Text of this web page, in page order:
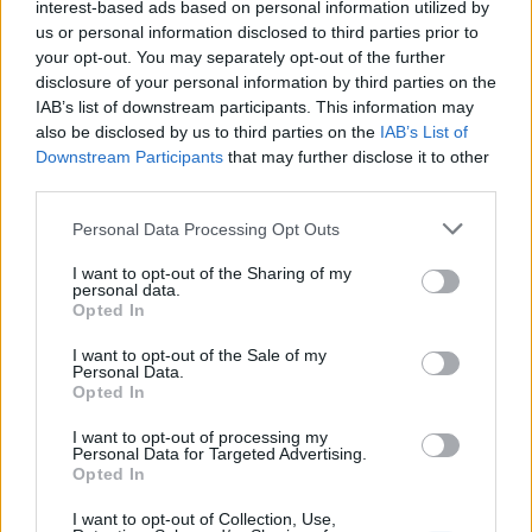
interest-based ads based on personal information utilized by
us or personal information disclosed to third parties prior to
your opt-out. You may separately opt-out of the further
disclosure of your personal information by third parties on the
IAB’s list of downstream participants. This information may
also be disclosed by us to third parties on the IAB’s List of
Downstream Participants that may further disclose it to other
Personal Data Processing Opt Outs
I want to opt-out of the Sharing of my
personal data.
Opted In
I want to opt-out of the Sale of my
Personal Data.
Opted In
I want to opt-out of processing my
Personal Data for Targeted Advertising.
Opted In
I want to opt-out of Collection, Use,
Hogy Romániában gyanúsan tekintenek a kettős
állampolgárokra, nem újdonság, azt már
megszokták az erdélyi magyarok. De enyhén szólva
meglepő, hogy Magyarországon is indulatokat
gerjeszt a kettős állampolgárság kérdése.